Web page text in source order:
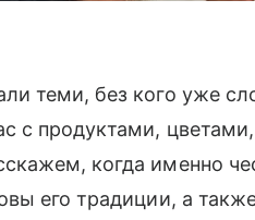
теми, без кого уже
с продуктами,
когда именно
его традиции, а